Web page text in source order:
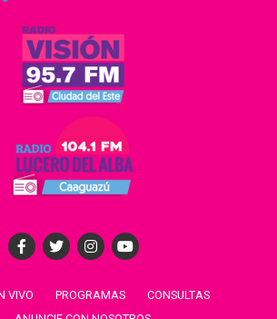
VIVO PROGRAMAS
CONSULTAS